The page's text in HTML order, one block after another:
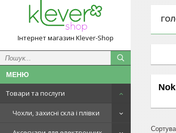
Інтернет магазин Klever-Shop
Товари та послуги
Чохли, захисні скла і плівки